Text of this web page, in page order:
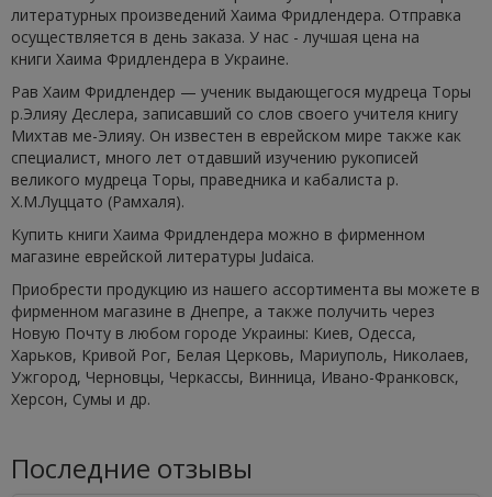
литературных произведений Хаима Фридлендера. Отправка
осуществляется в день заказа. У нас - лучшая цена на
книги Хаима Фридлендера в Украине.
Рав Хаим Фридлендер — ученик выдающегося мудреца Торы
р.Элияу Деслера, записавший со слов своего учителя книгу
Михтав ме-Элияу. Он известен в еврейском мире также как
специалист, много лет отдавший изучению рукописей
великого мудреца Торы, праведника и кабалиста р.
Х.М.Луццато (Рамхаля).
Купить книги Хаима Фридлендера можно в фирменном
магазине еврейской литературы Judaica.
Приобрести продукцию из нашего ассортимента вы можете в
фирменном магазине в Днепре, а также получить через
Новую Почту в любом городе Украины: Киев, Одесса,
Харьков, Кривой Рог, Белая Церковь, Мариуполь, Николаев,
Ужгород, Черновцы, Черкассы, Винница, Ивано-Франковск,
Херсон, Сумы и др.
Последние отзывы